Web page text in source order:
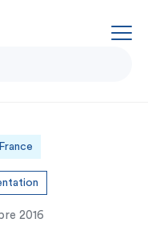
France
2016